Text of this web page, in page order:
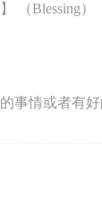
（Blessing）
事情或者有好